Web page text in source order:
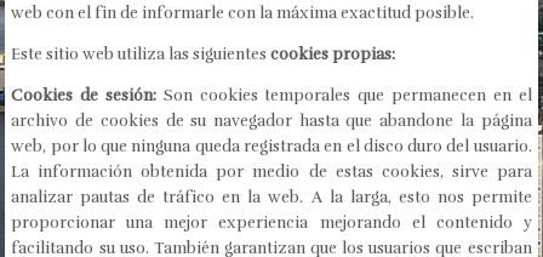
web con el fin de informarle con la máxima exactitud posible.
Este sitio web utiliza las siguientescookies propias:
Cookies de sesión: Son cookies temporales que permanecen en el
archivo de cookies de su navegador hasta que abandone la página
web, por lo que ninguna queda registrada en el disco duro del usuario.
La información obtenida por medio de estas cookies, sirve para
analizar pautas de tráfico en la web. A la larga, esto nos permite
proporcionar una mejor experiencia mejorando el contenido y
facilitando su uso. También garantizan que los usuarios que escriban